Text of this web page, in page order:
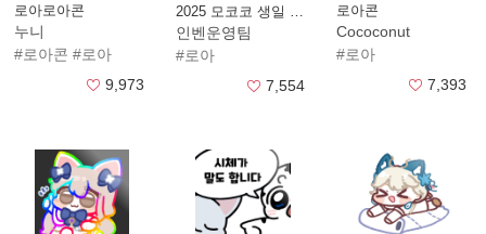
로아로아콘
누니
#로아콘 #로아
9,973
인벤운영팀
#로아
7,554
로아콘
Cococonut
#로아
7,393